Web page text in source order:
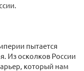
пытается
Из осколков России
который нам